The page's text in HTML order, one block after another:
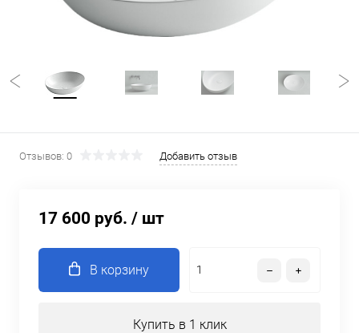
Отзывов: 0 Добавить отзыв
17 600 руб. / шт
В корзину
Купить в 1 клик